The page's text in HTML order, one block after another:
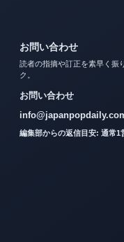
お問い合わせ
読者の指摘や訂正を素早く振
ク。
お問い合わせ
編集部からの返信目安: 通常1